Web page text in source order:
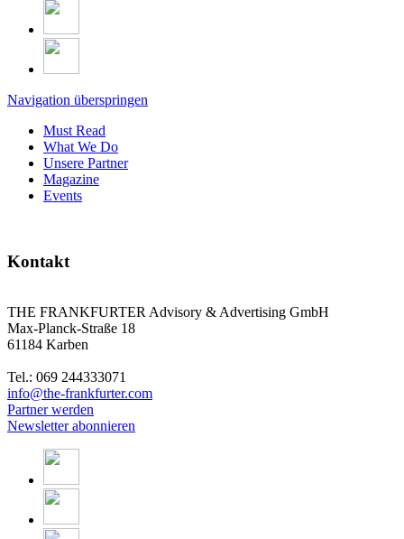
Navigation überspringen
Must Read
What We Do
Unsere Partner
Magazine
Events
Kontakt
THE FRANKFURTER Advisory & Advertising GmbH
Max-Planck-Straße 18
61184 Karben
Tel.: 069 244333071
info@the-frankfurter.com
Partner werden
Newsletter abonnieren